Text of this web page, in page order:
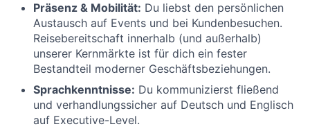
Präsenz & Mobilität: Du liebst den persönlichen
Austausch auf Events und bei Kundenbesuchen.
Reisebereitschaft innerhalb (und außerhalb)
unserer Kernmärkte ist für dich ein fester
Bestandteil moderner Geschäftsbeziehungen.
Sprachkenntnisse: Du kommunizierst fließend
und verhandlungssicher auf Deutsch und Englisch
auf Executive-Level.